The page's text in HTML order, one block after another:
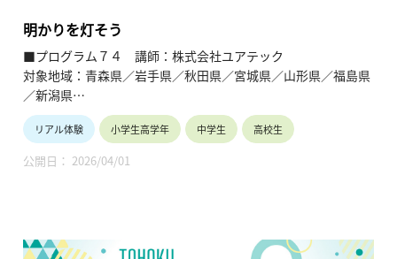
明かりを灯そう
■プログラム７４ 講師：株式会社ユアテック
対象地域：青森県／岩手県／秋田県／宮城県／山形県／福島県
／新潟県
【テ ー マ】
明かりを灯そう
リアル体験 小学生高学年 中学生 高校生
公開日： 2026/04/01